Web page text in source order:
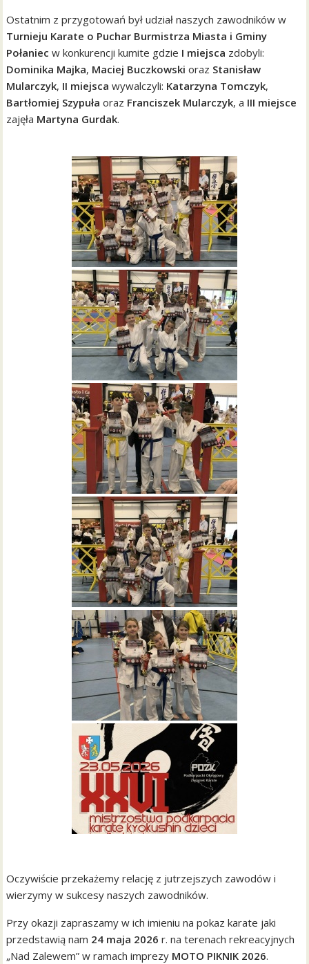
Ostatnim z przygotowań był udział naszych zawodników w
Turnieju Karate o Puchar Burmistrza Miasta i Gminy
Połaniec w konkurencji kumite gdzie I miejsca zdobyli:
Dominika Majka, Maciej Buczkowski oraz Stanisław
Mularczyk, II miejsca wywalczyli: Katarzyna Tomczyk,
Bartłomiej Szypuła oraz Franciszek Mularczyk, a III miejsce
zajęła Martyna Gurdak.
Oczywiście przekażemy relację z jutrzejszych zawodów i
wierzymy w sukcesy naszych zawodników.
Przy okazji zapraszamy w ich imieniu na pokaz karate jaki
przedstawią nam 24 maja 2026 r. na terenach rekreacyjnych
„Nad Zalewem” w ramach imprezy MOTO PIKNIK 2026.